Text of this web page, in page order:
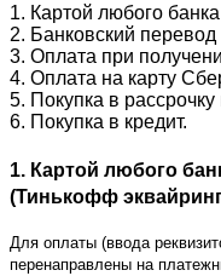
1. Картой любого
2. Банковский перевод
3. Оплата при
4. Оплата на карту
5. Покупка в
6. Покупка в кредит.
1. Картой любого
(Тинькофф
Для оплаты (ввода
перенаправлены на